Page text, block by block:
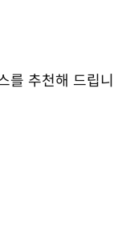
를 추천해 드립니